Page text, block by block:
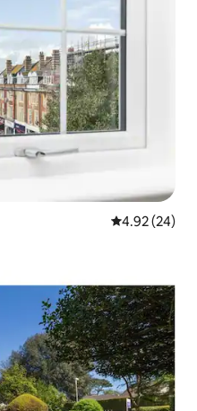
Penarafan
4.92 (24)